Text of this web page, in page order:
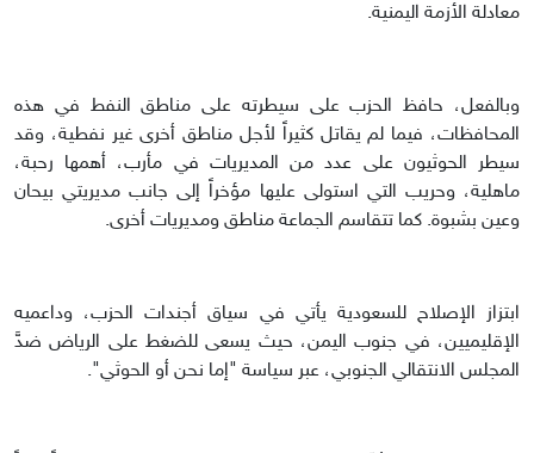
معادلة الأزمة اليمنية.
وبالفعل، حافظ الحزب على سيطرته على مناطق النفط في هذه
المحافظات، فيما لم يقاتل كثيراً لأجل مناطق أخرى غير نفطية، وقد
سيطر الحوثيون على عدد من المديريات في مأرب، أهمها رحبة،
ماهلية، وحريب التي استولى عليها مؤخراً إلى جانب مديريتي بيحان
وعين بشبوة. كما تتقاسم الجماعة مناطق ومديريات أخرى.
ابتزاز الإصلاح للسعودية يأتي في سياق أجندات الحزب، وداعميه
الإقليميين، في جنوب اليمن، حيث يسعى للضغط على الرياض ضدَّ
المجلس الانتقالي الجنوبي، عبر سياسة "إما نحن أو الحوثي".